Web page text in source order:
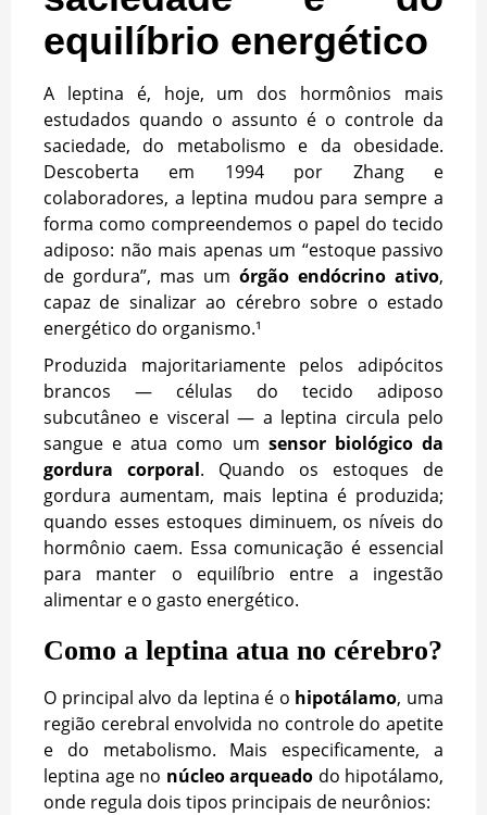
equilíbrio energético
A leptina é, hoje, um dos hormônios mais
estudados quando o assunto é o controle da
saciedade, do metabolismo e da obesidade.
Descoberta em 1994 por Zhang e
colaboradores, a leptina mudou para sempre a
forma como compreendemos o papel do tecido
adiposo: não mais apenas um “estoque passivo
de gordura”, mas um órgão endócrino ativo,
capaz de sinalizar ao cérebro sobre o estado
energético do organismo.¹
Produzida majoritariamente pelos adipócitos
brancos — células do tecido adiposo
subcutâneo e visceral — a leptina circula pelo
sangue e atua como um sensor biológico da
gordura corporal. Quando os estoques de
gordura aumentam, mais leptina é produzida;
quando esses estoques diminuem, os níveis do
hormônio caem. Essa comunicação é essencial
para manter o equilíbrio entre a ingestão
alimentar e o gasto energético.
Como a leptina atua no cérebro?
O principal alvo da leptina é o hipotálamo, uma
região cerebral envolvida no controle do apetite
e do metabolismo. Mais especificamente, a
leptina age no núcleo arqueado do hipotálamo,
onde regula dois tipos principais de neurônios: